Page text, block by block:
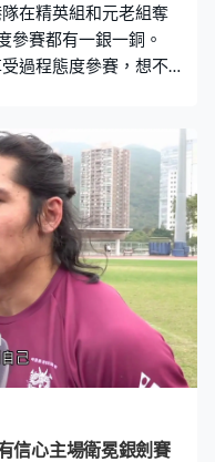
在精英組和元老組奪
參賽都有一銀一銅。
過程態度參賽，想不
一銅。港隊在元老組
精英組港隊今屆亦有
混合隊際計時賽首度
牌。
信心主場衛冕銀劍賽